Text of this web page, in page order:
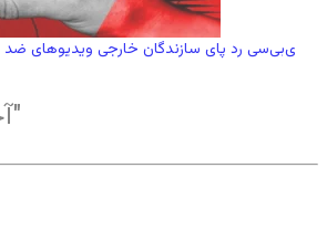
ی‌بی‌سی رد پای سازندگان خارجی ویدیوهای
In "آخرین مطالب"